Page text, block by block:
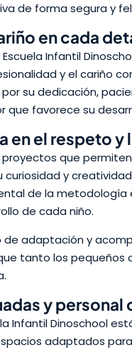
de forma segura y
en cada
Infantil
y el cariño
su dedicación,
favorece su
en el respeto y
proyectos que
y
de la metodología
de cada niño.
de adaptación y
tanto los pequeños
y personal
Infantil Dinoschool
adaptados